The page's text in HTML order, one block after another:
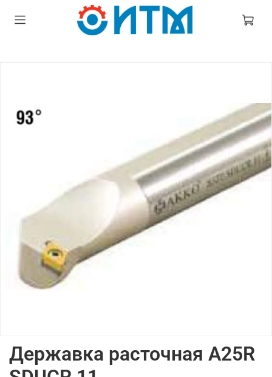
Державка расточная A25R